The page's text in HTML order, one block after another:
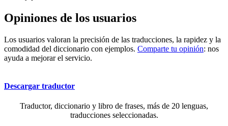
Opiniones de los usuarios
Los usuarios valoran la precisión de las traducciones, la rapidez y la
comodidad del diccionario con ejemplos. Comparte tu opinión: nos
ayuda a mejorar el servicio.
Descargar traductor
Traductor, diccionario y libro de frases, más de 20 lenguas,
traducciones seleccionadas.